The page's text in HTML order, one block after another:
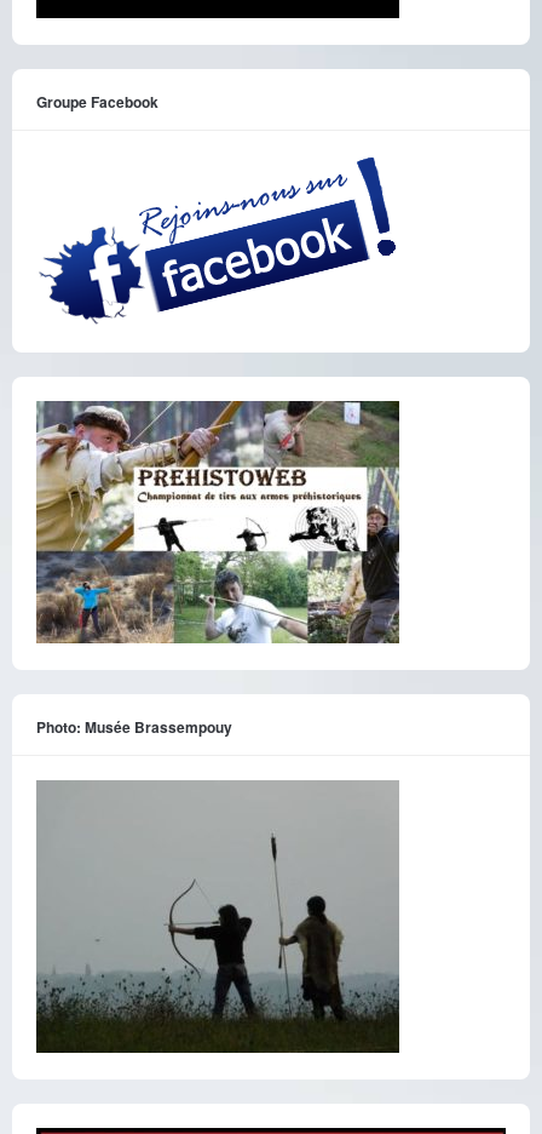
Groupe Facebook
Photo: Musée Brassempouy